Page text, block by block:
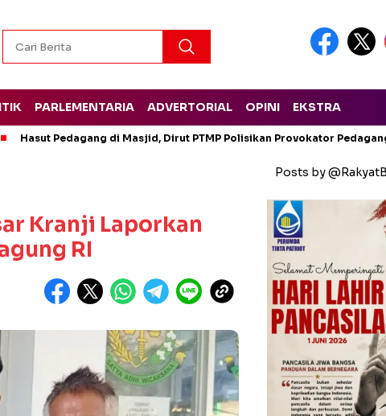
PARLEMENTARIA ADVERTORIAL OPINI EKSTRA
Hasut Pedagang di Masjid, Dirut PTMP Polisikan Provokator
Kranji Laporkan
RI
Posts by